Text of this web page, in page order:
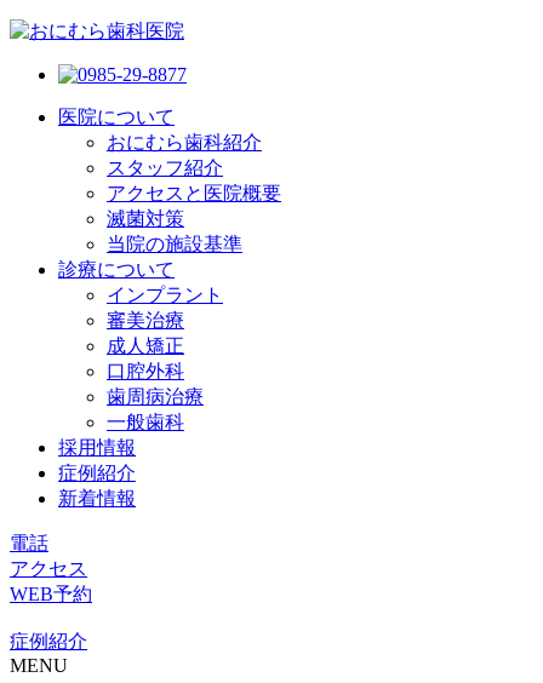
医院について
おにむら歯科紹介
スタッフ紹介
アクセスと医院概要
滅菌対策
当院の施設基準
診療について
インプラント
審美治療
成人矯正
口腔外科
歯周病治療
一般歯科
採用情報
症例紹介
新着情報
電話
アクセス
WEB予約
症例紹介
MENU